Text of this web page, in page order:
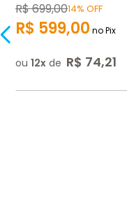
R$699,0014% OFF
R$ 599,00 no Pix
ou 12 de R$ 74,21